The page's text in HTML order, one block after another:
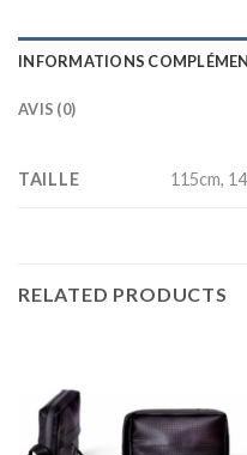
INFORMATIONS
AVIS (0)
TAILLE 115cm,
RELATED PRODUCTS